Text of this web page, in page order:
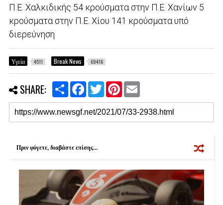
Π.Ε. Χαλκιδικής 54 κρούσματα στην Π.Ε. Χανίων 5
κρούσματα στην Π.Ε. Χίου 141 κρούσματα υπό
διερεύνηση
Υγεία 4511 Break News 69416
SHARE:
S
a
r
e
F
c
e
b
o
T
i
t
t
e
P
n
t
e
r
E
a
i
l
Πριν φύγετε, διαβάστε επίσης...